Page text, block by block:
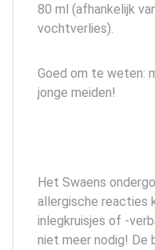
80 ml (afhankelijk
vochtverlies).
Goed om te weten:
jonge meiden!
Het Swaens
allergische reacties
inlegkruisjes of -
niet meer nodig!